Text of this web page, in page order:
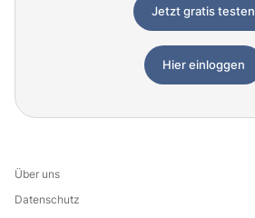
Jetzt gratis testen
Hier einloggen
Über uns
Datenschutz